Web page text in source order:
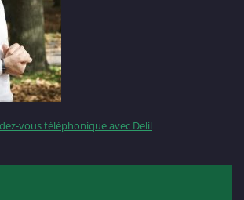
vous téléphonique avec Delil